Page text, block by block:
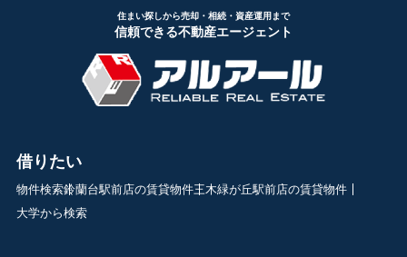
住まい探しから売却・相続・資産運用まで
信頼できる不動産エージェント
借りたい
物件検索鈴蘭台駅前店の賃貸物件三木緑が丘駅前店の賃貸物件
大学から検索